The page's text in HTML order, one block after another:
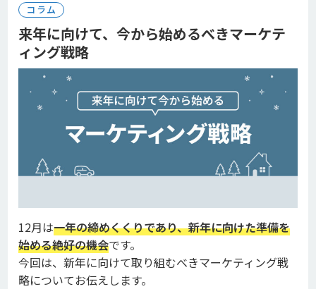
コラム
来年に向けて、今から始めるべきマーケテ
ィング戦略
12月は一年の締めくくりであり、新年に向けた準備を
始める絶好の機会です。
今回は、新年に向けて取り組むべきマーケティング戦
略についてお伝えします。